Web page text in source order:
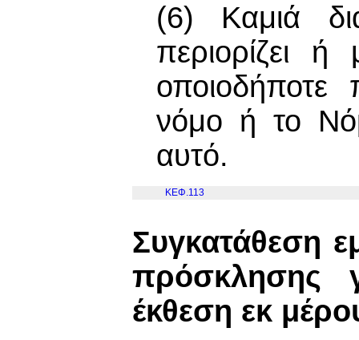
(6) Καμιά
περιορίζει
νόμο ή το
αυτό.
ΚΕΦ.113
Συγκατάθεση
πρόσκλησης
έκθεση εκ